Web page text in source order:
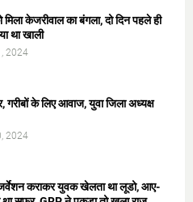
केजरीवाल का बंगला, दो दिन पहले ही
था खाली
2024
गरीबों के लिए आवाज, युवा जिला अध्यक्ष
2024
कराकर युवक खेलता था लूडो, आए-